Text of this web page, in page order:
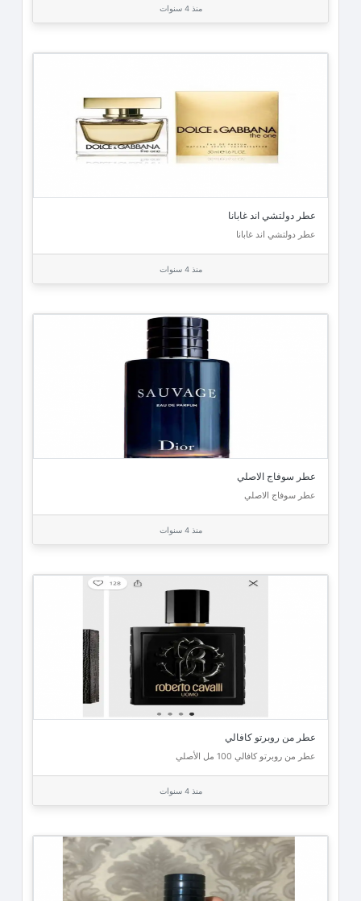
منذ 4 سنوات
عطر دولتشي اند غابانا
عطر دولتشي اند غابانا
منذ 4 سنوات
عطر سوفاج الاصلي
عطر سوفاج الاصلي
منذ 4 سنوات
عطر من روبرتو كافالي
عطر من روبرتو كافالي 100 مل الأصلي
منذ 4 سنوات